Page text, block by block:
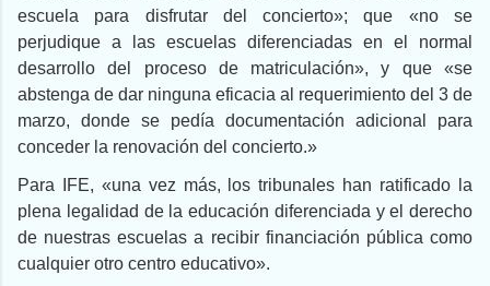
escuela para disfrutar del concierto»; que «no se
perjudique a las escuelas diferenciadas en el normal
desarrollo del proceso de matriculación», y que «se
abstenga de dar ninguna eficacia al requerimiento del 3 de
marzo, donde se pedía documentación adicional para
conceder la renovación del concierto.»
Para IFE, «una vez más, los tribunales han ratificado la
plena legalidad de la educación diferenciada y el derecho
de nuestras escuelas a recibir financiación pública como
cualquier otro centro educativo».